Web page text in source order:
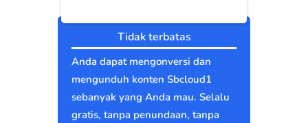
Tidak terbatas
Anda dapat mengonversi dan
mengunduh konten Sbcloud1
sebanyak yang Anda mau. Selalu
gratis, tanpa penundaan, tanpa